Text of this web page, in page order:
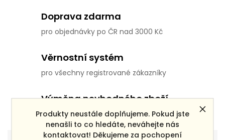
Produkty neustále doplňujeme. Pokud jste
nenašli to co hledáte, neváhejte nás
kontaktovat! Děkujeme za pochopení
Doprava zdarma
pro objednávky po ČR nad 3000 Kč
Věrnostní systém
pro všechny registrované zákazníky
Výměna nevhodného zboží
do 14 dní od přijetí objednávky